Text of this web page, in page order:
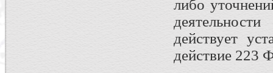
либо
действует
действие 223